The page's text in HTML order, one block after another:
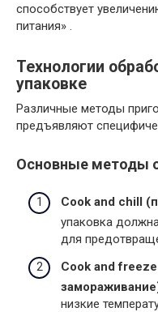
способствует
питания» .
Технологии
упаковке
Различные методы
предъявляют
Основные методы
Cook and chill
упаковка
для
Cook and
низкие